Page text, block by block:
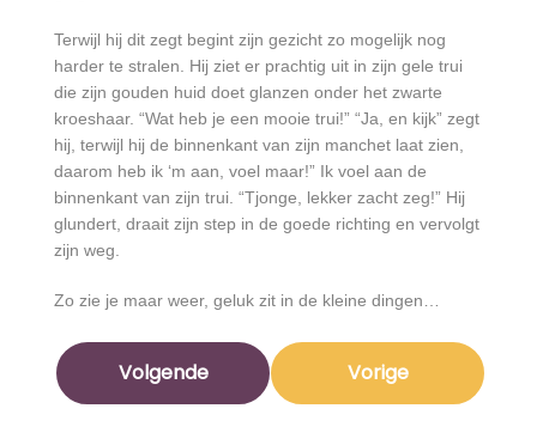
Terwijl hij dit zegt begint zijn gezicht zo mogelijk nog
harder te stralen. Hij ziet er prachtig uit in zijn gele trui
die zijn gouden huid doet glanzen onder het zwarte
kroeshaar. “Wat heb je een mooie trui!” “Ja, en kijk” zegt
hij, terwijl hij de binnenkant van zijn manchet laat zien,
daarom heb ik ‘m aan, voel maar!” Ik voel aan de
binnenkant van zijn trui. “Tjonge, lekker zacht zeg!” Hij
glundert, draait zijn step in de goede richting en vervolgt
zijn weg.
Zo zie je maar weer, geluk zit in de kleine dingen…
Volgende Vorige